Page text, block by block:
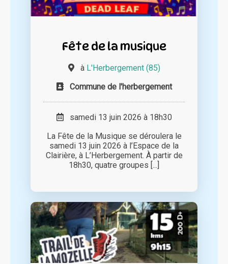
Fête de la musique
à L'Herbergement (85)
Commune de l'herbergement
samedi 13 juin 2026 à 18h30
La Fête de la Musique se déroulera le
samedi 13 juin 2026 à l’Espace de la
Clairière, à L’Herbergement. À partir de
18h30, quatre groupes [...]